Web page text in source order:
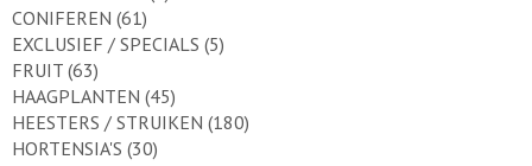
CONIFEREN (61)
EXCLUSIEF / SPECIALS (5)
FRUIT (63)
HAAGPLANTEN (45)
HEESTERS / STRUIKEN (180)
HORTENSIA'S (30)